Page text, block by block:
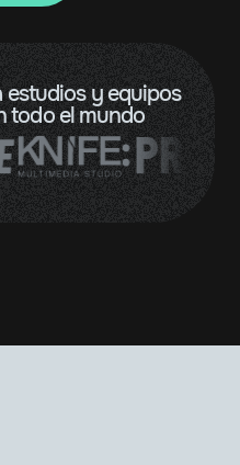
estudios y equipos
todo el mundo